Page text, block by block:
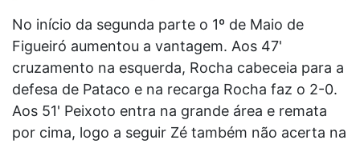
No início da segunda parte o 1º de Maio de
Figueiró aumentou a vantagem. Aos 47'
cruzamento na esquerda, Rocha cabeceia para a
defesa de Pataco e na recarga Rocha faz o 2-0.
Aos 51' Peixoto entra na grande área e remata
por cima, logo a seguir Zé também não acerta na